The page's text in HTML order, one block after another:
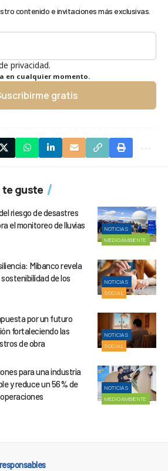
contenido e invitaciones más exclusivas.
privacidad.
en cualquier momento.
gratis
te guste
NOTICIAS
MEDIOAMBIENTE
riesgo de desastres
el monitoreo de lluvias
NOTICIAS
SOCIAL
Mibanco revela
de los
NOTICIAS
SOCIAL
por un futuro
fortaleciendo las
de obra
NOTICIAS
MEDIOAMBIENTE
para una industria
y reduce un 56% de